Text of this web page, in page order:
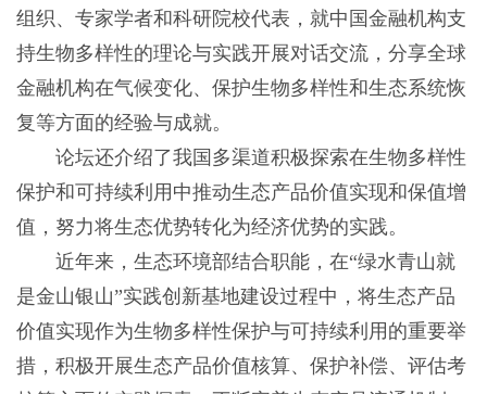
组织、专家学者和科研院校代表，就中国金融机构支
持生物多样性的理论与实践开展对话交流，分享全球
金融机构在气候变化、保护生物多样性和生态系统恢
复等方面的经验与成就。
论坛还介绍了我国多渠道积极探索在生物多样性
保护和可持续利用中推动生态产品价值实现和保值增
值，努力将生态优势转化为经济优势的实践。
近年来，生态环境部结合职能，在“绿水青山就
是金山银山”实践创新基地建设过程中，将生态产品
价值实现作为生物多样性保护与可持续利用的重要举
措，积极开展生态产品价值核算、保护补偿、评估考